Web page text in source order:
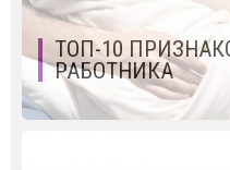
ТОП-10
РАБОТНИКА